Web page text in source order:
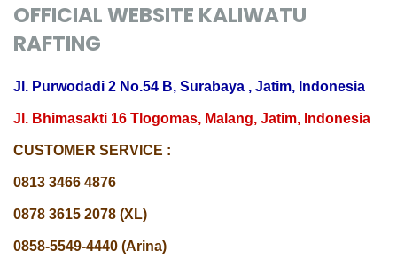
OFFICIAL WEBSITE KALIWATU
RAFTING
Jl. Purwodadi 2 No.54 B, Surabaya , Jatim, Indonesia
Jl. Bhimasakti 16 Tlogomas, Malang, Jatim, Indonesia
CUSTOMER SERVICE :
0813 3466 4876
0878 3615 2078 (XL)
0858-5549-4440 (Arina)